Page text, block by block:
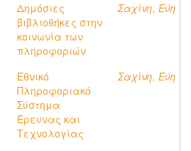
Δημόσιες
βιβλιοθήκες στην
κοινωνία των
πληροφοριών
Σαχίνη, Εύη
Εθνικό
Πληροφοριακό
Σύστημα
Έρευνας και
Τεχνολογίας
Σαχίνη, Εύη